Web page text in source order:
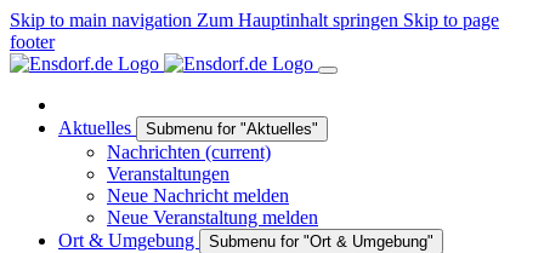
Skip to main navigation Zum Hauptinhalt springen Skip to page
footer
Aktuelles Submenu for "Aktuelles"
Nachrichten (current)
Veranstaltungen
Neue Nachricht melden
Neue Veranstaltung melden
Ort & Umgebung
Submenu for "Ort & Umgebung"